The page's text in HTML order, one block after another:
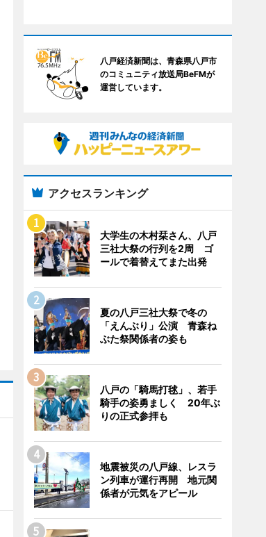
八戸経済新聞は、青森県八戸市
のコミュニティ放送局BeFMが
運営しています。
アクセスランキング
大学生の木村栞さん、八戸
三社大祭の行列を2周 ゴ
ールで着替えてまた出発
夏の八戸三社大祭で冬の
「えんぶり」公演 青森ね
ぶた祭関係者の姿も
八戸の「騎馬打毬」、若手
騎手の姿勇ましく 20年ぶ
りの正式参拝も
地震被災の八戸線、レスラ
ン列車が運行再開 地元関
係者が元気をアピール